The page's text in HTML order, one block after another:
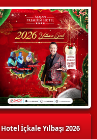
Hotel İçkale Yılbaşı 2026